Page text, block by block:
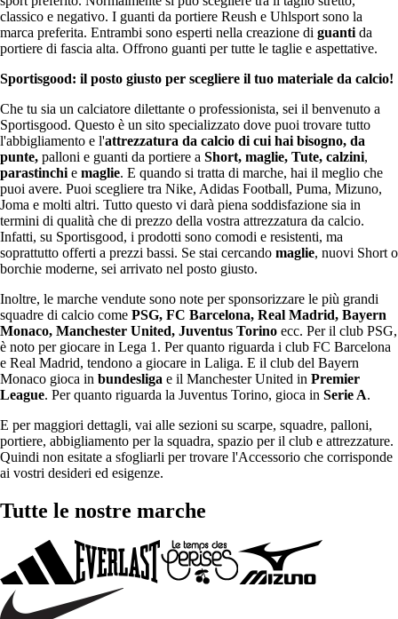
classico e negativo. I guanti da portiere Reush e Uhlsport sono la
marca preferita. Entrambi sono esperti nella creazione di guanti da
portiere di fascia alta. Offrono guanti per tutte le taglie e aspettative.
Sportisgood: il posto giusto per scegliere il tuo materiale da calcio!
Che tu sia un calciatore dilettante o professionista, sei il benvenuto a
Sportisgood. Questo è un sito specializzato dove puoi trovare tutto
l'abbigliamento e l'attrezzatura da calcio di cui hai bisogno, da
punte, palloni e guanti da portiere a Short, maglie, Tute, calzini,
parastinchi e maglie. E quando si tratta di marche, hai il meglio che
puoi avere. Puoi scegliere tra Nike, Adidas Football, Puma, Mizuno,
Joma e molti altri. Tutto questo vi darà piena soddisfazione sia in
termini di qualità che di prezzo della vostra attrezzatura da calcio.
Infatti, su Sportisgood, i prodotti sono comodi e resistenti, ma
soprattutto offerti a prezzi bassi. Se stai cercando maglie, nuovi Short o
borchie moderne, sei arrivato nel posto giusto.
Inoltre, le marche vendute sono note per sponsorizzare le più grandi
squadre di calcio come PSG, FC Barcelona, Real Madrid, Bayern
Monaco, Manchester United, Juventus Torino ecc. Per il club PSG,
è noto per giocare in Lega 1. Per quanto riguarda i club FC Barcelona
e Real Madrid, tendono a giocare in Laliga. E il club del Bayern
Monaco gioca in bundesliga e il Manchester United in Premier
League. Per quanto riguarda la Juventus Torino, gioca in Serie A.
E per maggiori dettagli, vai alle sezioni su scarpe, squadre, palloni,
portiere, abbigliamento per la squadra, spazio per il club e attrezzature.
Quindi non esitate a sfogliarli per trovare l'Accessorio che corrisponde
ai vostri desideri ed esigenze.
Tutte le nostre marche